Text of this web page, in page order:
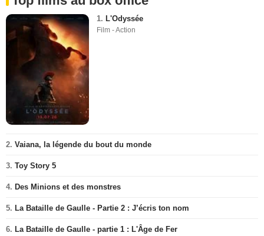
1. L'Odyssée
Film - Action
2. Vaiana, la légende du bout du monde
3. Toy Story 5
4. Des Minions et des monstres
5. La Bataille de Gaulle - Partie 2 : J’écris ton nom
6. La Bataille de Gaulle - partie 1 : L'Âge de Fer